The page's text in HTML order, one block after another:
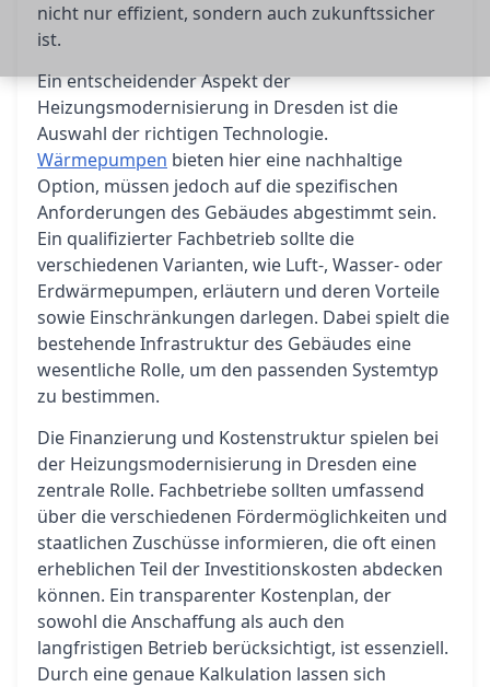
nicht nur effizient, sondern auch zukunftssicher
ist.
Ein entscheidender Aspekt der
Heizungsmodernisierung in Dresden ist die
Auswahl der richtigen Technologie.
Wärmepumpen bieten hier eine nachhaltige
Option, müssen jedoch auf die spezifischen
Anforderungen des Gebäudes abgestimmt sein.
Ein qualifizierter Fachbetrieb sollte die
verschiedenen Varianten, wie Luft-, Wasser- oder
Erdwärmepumpen, erläutern und deren Vorteile
sowie Einschränkungen darlegen. Dabei spielt die
bestehende Infrastruktur des Gebäudes eine
wesentliche Rolle, um den passenden Systemtyp
zu bestimmen.
Die Finanzierung und Kostenstruktur spielen bei
der Heizungsmodernisierung in Dresden eine
zentrale Rolle. Fachbetriebe sollten umfassend
über die verschiedenen Fördermöglichkeiten und
staatlichen Zuschüsse informieren, die oft einen
erheblichen Teil der Investitionskosten abdecken
können. Ein transparenter Kostenplan, der
sowohl die Anschaffung als auch den
langfristigen Betrieb berücksichtigt, ist essenziell.
Durch eine genaue Kalkulation lassen sich